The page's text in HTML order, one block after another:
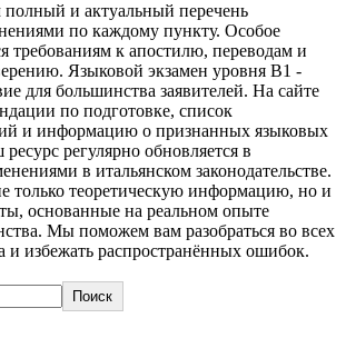
и актуальный перечень
по каждому пункту. Особое
требованиям к апостилю, переводам и
Языковой экзамен уровня B1 -
для большинства заявителей. На сайте
по подготовке, список
и информацию о признанных языковых
регулярно обновляется в
в итальянском законодательстве.
только теоретическую информацию, но и
основанные на реальном опыте
Мы поможем вам разобраться во всех
и избежать распространённых ошибок.
Поиск